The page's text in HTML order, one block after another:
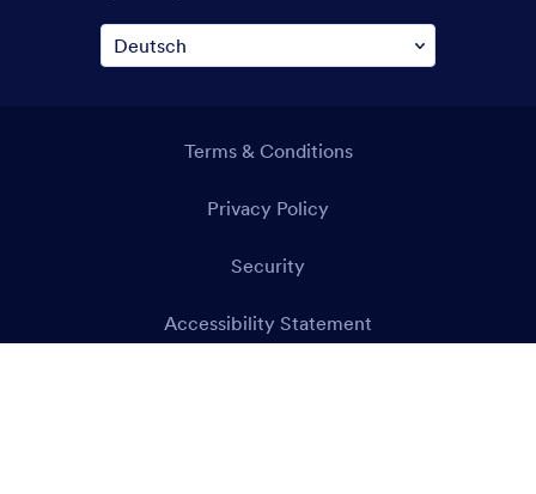
Terms & Conditions
Privacy Policy
Security
Accessibility Statement